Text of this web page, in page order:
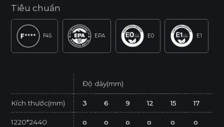
Tiêu chuẩn
F4S EPA E0 E1
Độ dày(mm)
Kích thước(mm) 3 6 9 12 15 17
1220*2440 o o o o o o